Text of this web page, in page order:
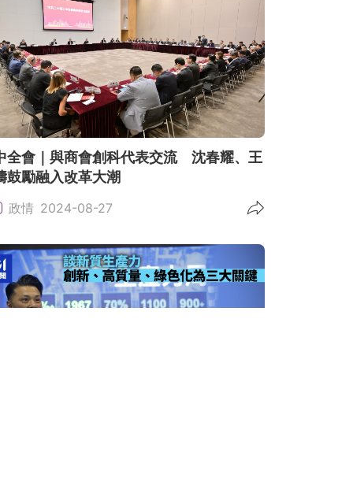
全會｜與商會創科代表交流 沈春耀、王
鼓勵融入改革大潮
政情 2024-08-27